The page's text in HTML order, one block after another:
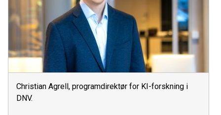
Christian Agrell, programdirektør for KI-forskning i
DNV.